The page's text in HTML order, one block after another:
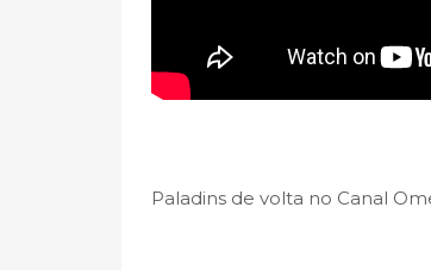
Paladins de volta no Canal